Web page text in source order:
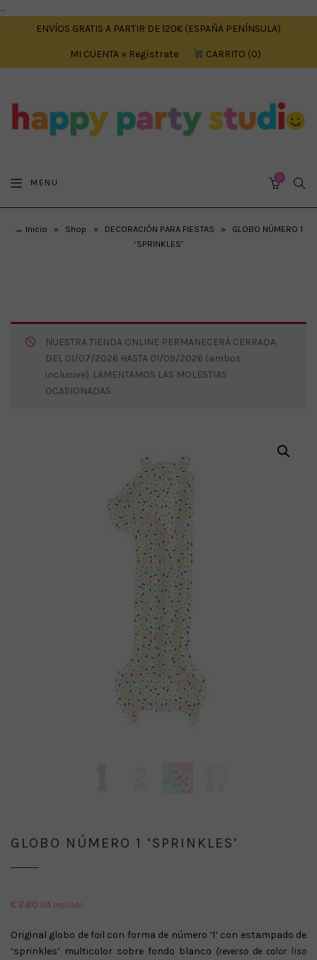
....
ENVÍOS GRATIS A PARTIR DE 120€ (ESPAÑA PENÍNSULA)
MI CUENTA » Regístrate CARRITO 0
MENU 0
→ Inicio » Shop » DECORACIÓN PARA FIESTAS »
GLOBO NÚMERO 1
‘SPRINKLES’
NUESTRA TIENDA ONLINE PERMANECERÁ CERRADA
DEL 01/07/2026 HASTA 01/09/2026 (ambos
inclusive). LAMENTAMOS LAS MOLESTIAS
OCASIONADAS.
GLOBO NÚMERO 1 ‘SPRINKLES’
€ 2.80 IVA Incluido
Original globo de foil con forma de número ‘1’ con estampado de
‘sprinkles’ multicolor sobre fondo blanco (reverso de color liso